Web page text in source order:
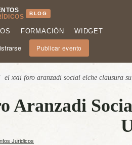
BLOG
FORMACIÓN WIDGET
Publicar evento
el xxii foro aranzadi social elche clausura
Aranzadi
Juridicos